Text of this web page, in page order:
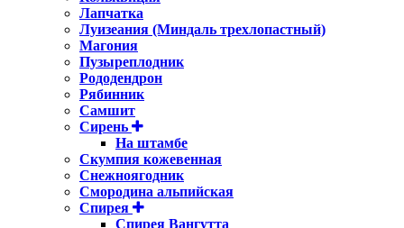
Лапчатка
Луизеания (Миндаль трехлопастный)
Магония
Пузыреплодник
Рододендрон
Рябинник
Самшит
Сирень
На штамбе
Скумпия кожевенная
Снежноягодник
Смородина альпийская
Спирея
Спирея Вангутта